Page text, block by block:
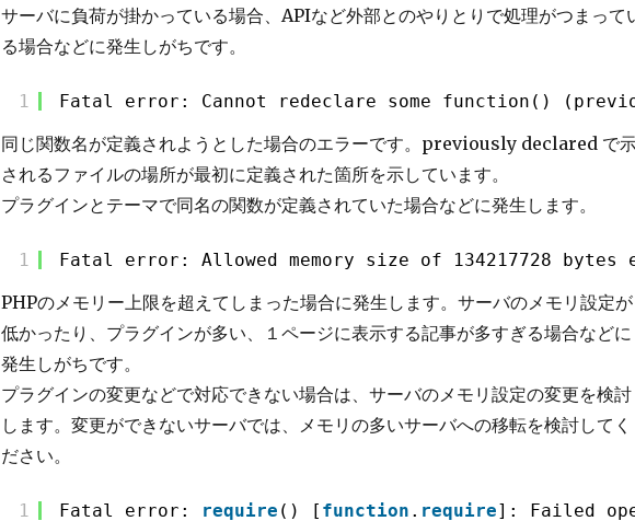
サーバに負荷が掛かっている場合、APIなど外部とのやりとりで処理がつまって
る場合などに発生しがちです。
1 Fatal error: Cannot redeclare some_function()
同じ関数名が定義されようとした場合のエラーです。previously declared で
されるファイルの場所が最初に定義された箇所を示しています。
プラグインとテーマで同名の関数が定義されていた場合などに発生します。
1 Fatal error: Allowed memory size of 134217728
PHPのメモリー上限を超えてしまった場合に発生します。サーバのメモリ設定が
低かったり、プラグインが多い、１ページに表示する記事が多すぎる場合などに
発生しがちです。
プラグインの変更などで対応できない場合は、サーバのメモリ設定の変更を検討
します。変更ができないサーバでは、メモリの多いサーバへの移転を検討してく
ださい。
1 Fatal error: require () [ function . require]: Failed